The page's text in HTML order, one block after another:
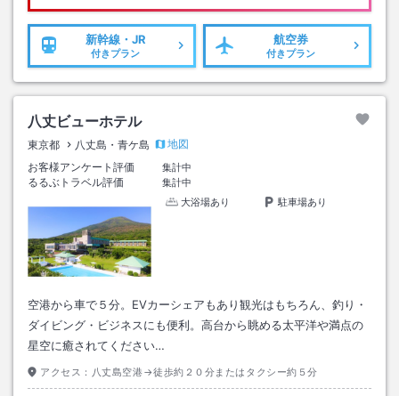
新幹線・JR
付きプラン
航空券
付きプラン
八丈ビューホテル
東京都 八丈島・青ケ島
地図
お客様アンケート評価
集計中
るるぶトラベル評価
集計中
大浴場あり
駐車場あり
空港から車で５分。EVカーシェアもあり観光はもちろん、釣り・
ダイビング・ビジネスにも便利。高台から眺める太平洋や満点の
星空に癒されてください…
アクセス： 八丈島空港→徒歩約２０分またはタクシー約５分